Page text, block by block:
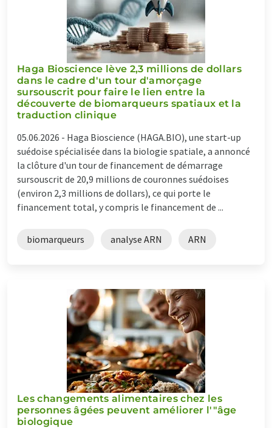
Haga Bioscience lève 2,3 millions de dollars
dans le cadre d'un tour d'amorçage
sursouscrit pour faire le lien entre la
découverte de biomarqueurs spatiaux et la
traduction clinique
05.06.2026 - Haga Bioscience (HAGA.BIO), une start-up
suédoise spécialisée dans la biologie spatiale, a annoncé
la clôture d'un tour de financement de démarrage
sursouscrit de 20,9 millions de couronnes suédoises
(environ 2,3 millions de dollars), ce qui porte le
financement total, y compris le financement de ...
biomarqueurs analyse ARN ARN
Les changements alimentaires chez les
personnes âgées peuvent améliorer l'"âge
biologique